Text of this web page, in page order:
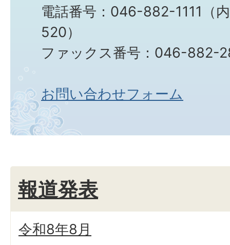
電話番号：046-882-1111（
520）
ファックス番号：046-882-
お問い合わせフォーム
報道発表
令和8年8月